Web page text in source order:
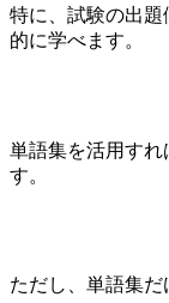
特に、試験の出
的に学べます。
単語集を活用すれ
す。
ただし、単語集だ